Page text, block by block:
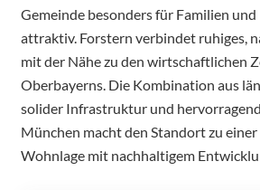
Gemeinde besonders für Familien
attraktiv. Forstern verbindet ruhiges,
mit der Nähe zu den wirtschaftlichen
Oberbayerns. Die Kombination aus
solider Infrastruktur und
München macht den Standort zu
Wohnlage mit nachhaltigem